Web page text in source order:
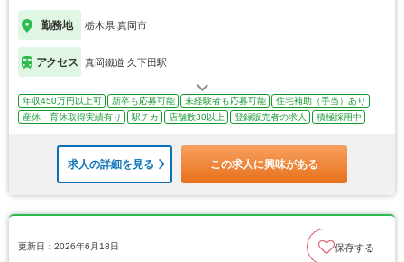
勤務地 栃木県 真岡市
アクセス 真岡鐵道 久下田駅
年収450万円以上可 新卒も応募可能 未経験者も応募可能
住宅補助（手当）あり
産休・育休取得実績有り
駅チカ 店舗数30以上 登録販売者の求人 積極採用中
求人の詳細を見る この求人に興味がある
更新日：2026年6月18日 保存する